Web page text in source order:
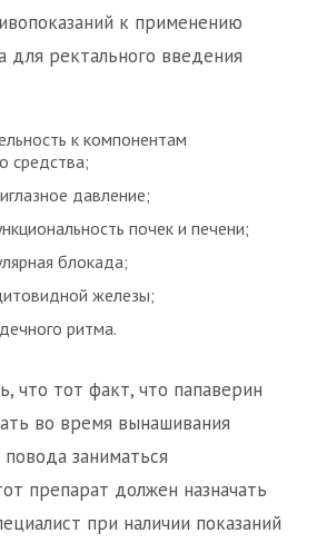
к применению
ректального введения
к компонентам
средства;
давление;
почек и печени;
блокада;
железы;
ритма.
что тот факт, что папаверин
во время вынашивания
заниматься
препарат должен назначать
при наличии показаний